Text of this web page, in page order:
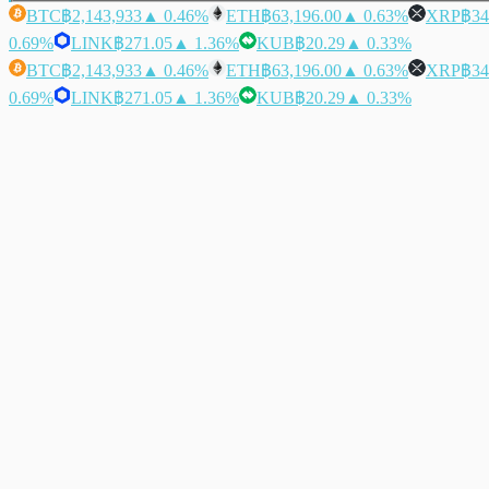
BTC฿2,143,933 ▲ 0.46% ETH฿63,196.00 ▲ 0.63% XRP฿
0.69%
LINK฿271.05 ▲ 1.36% KUB฿20.29 ▲ 0.33%
BTC฿2,143,933 ▲ 0.46% ETH฿63,196.00 ▲ 0.63% XRP฿
0.69%
LINK฿271.05 ▲ 1.36% KUB฿20.29 ▲ 0.33%